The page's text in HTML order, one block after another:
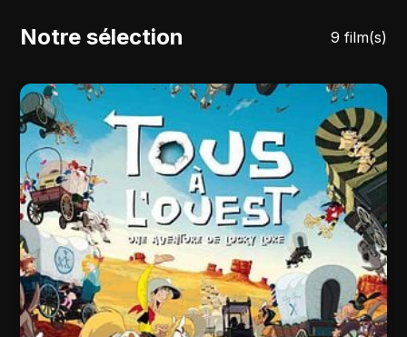
Notre sélection 9 film(s)